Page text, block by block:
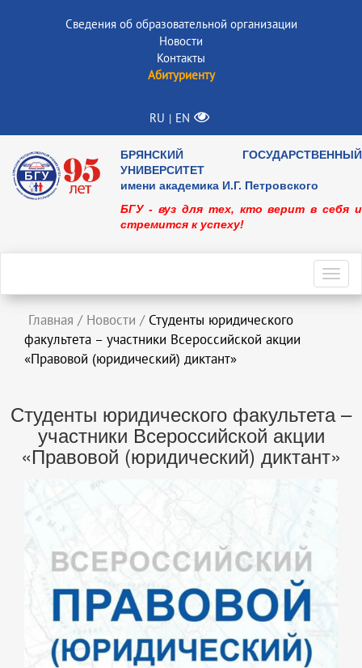
Сведения об образовательной организации
Новости
Контакты
Абитуриенту
RU | EN
БРЯНСКИЙ ГОСУДАРСТВЕННЫЙ
УНИВЕРСИТЕТ
имени академика И.Г. Петровского
БГУ - вуз для тех, кто верит в себя и
стремится к успеху!
Главная / Новости / Студенты юридического
факультета – участники Всероссийской акции
«Правовой (юридический) диктант»
Студенты юридического факультета –
участники Всероссийской акции
«Правовой (юридический) диктант»